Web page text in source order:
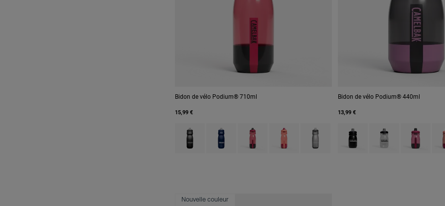
Bidon de vélo Podium® 710ml
15,99 €
Product swatch type of Black.
Product swatch type of Blue/Navy.
Product swatch type of Mercury Berry.
Product swatch type of Mercury Blush.
Product swatch type of Smoke Grey.
Bidon de vélo Podium® 440ml
13,99 €
Product swatch type of Black.
Product swatch type
Product
Nouvelle couleur